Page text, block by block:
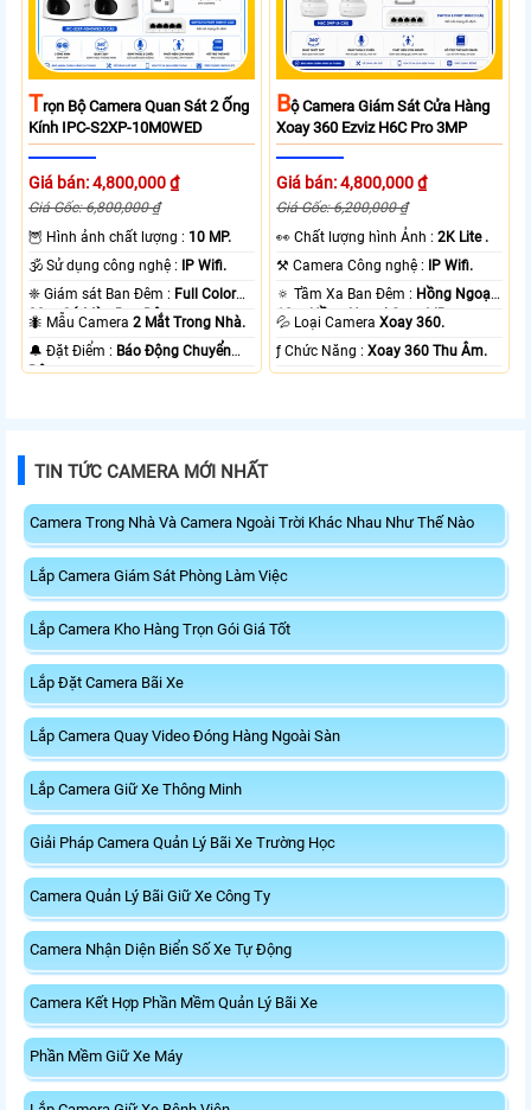
TRọn Bộ Camera Quan Sát 2 Ống
Kính IPC-S2XP-10M0WED
Giá bán: 4,800,000 ₫
Giá Gốc: 6,800,000 ₫
🦉 Hình ảnh chất lượng : 10 MP.
🕉️ Sử dụng công nghệ : IP Wifi.
❈ Giám sát Ban Đêm : Full Color
20m Có Màu Ban Ðêm.
🐜 Mẫu Camera2 Mắt Trong Nhà.
️🔔 Đặt Điểm : Báo Động Chuyển
Động.
BỘ Camera Giám Sát Cửa Hàng
Xoay 360 Ezviz H6C Pro 3MP
Giá bán: 4,800,000 ₫
Giá Gốc: 6,200,000 ₫
️👀 Chất lượng hình Ảnh :2K Lite .
⚒ Camera Công nghệ : IP Wifi.
🔅 Tầm Xa Ban Đêm : Hồng Ngoại
10m Hồng Ngoại Smart IR.
💦 Loại CameraXoay 360.
️ƒ Chức Năng :Xoay 360 Thu Âm.
TIN TỨC CAMERA MỚI NHẤT
Camera Trong Nhà Và Camera Ngoài Trời Khác Nhau Như Thế Nào
Lắp Camera Giám Sát Phòng Làm Việc
Lắp Camera Kho Hàng Trọn Gói Giá Tốt
Lắp Đặt Camera Bãi Xe
Lắp Camera Quay Video Đóng Hàng Ngoài Sàn
Lắp Camera Giữ Xe Thông Minh
Giải Pháp Camera Quản Lý Bãi Xe Trường Học
Camera Quản Lý Bãi Giữ Xe Công Ty
Camera Nhận Diện Biển Số Xe Tự Động
Camera Kết Hợp Phần Mềm Quản Lý Bãi Xe
Phần Mềm Giữ Xe Máy